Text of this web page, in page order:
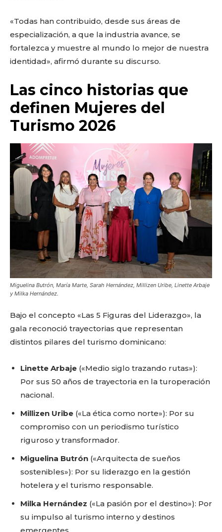
«Todas han contribuido, desde sus áreas de
especialización, a que la industria avance, se
fortalezca y muestre al mundo lo mejor de nuestra
identidad», afirmó durante su discurso.
Las cinco historias que
definen Mujeres del
Turismo 2026
Miguelina Butrón, María Marte, Sarah Hernández, Millizen Uribe, Linette Arbaje
y Milka Hernández.
Bajo el concepto «Las 5 Figuras del Liderazgo», la
gala reconoció trayectorias que representan
distintos pilares del turismo dominicano:
Linette Arbaje («Medio siglo trazando rutas»):
Por sus 50 años de trayectoria en la turoperación
nacional.
Millizen Uribe («La ética como norte»): Por su
compromiso con un periodismo turístico
riguroso y transformador.
Miguelina Butrón («Arquitecta de sueños
sostenibles»): Por su liderazgo en la gestión
hotelera y el turismo responsable.
Milka Hernández («La pasión por el destino»): Por
su impulso al turismo interno y destinos
emergentes.